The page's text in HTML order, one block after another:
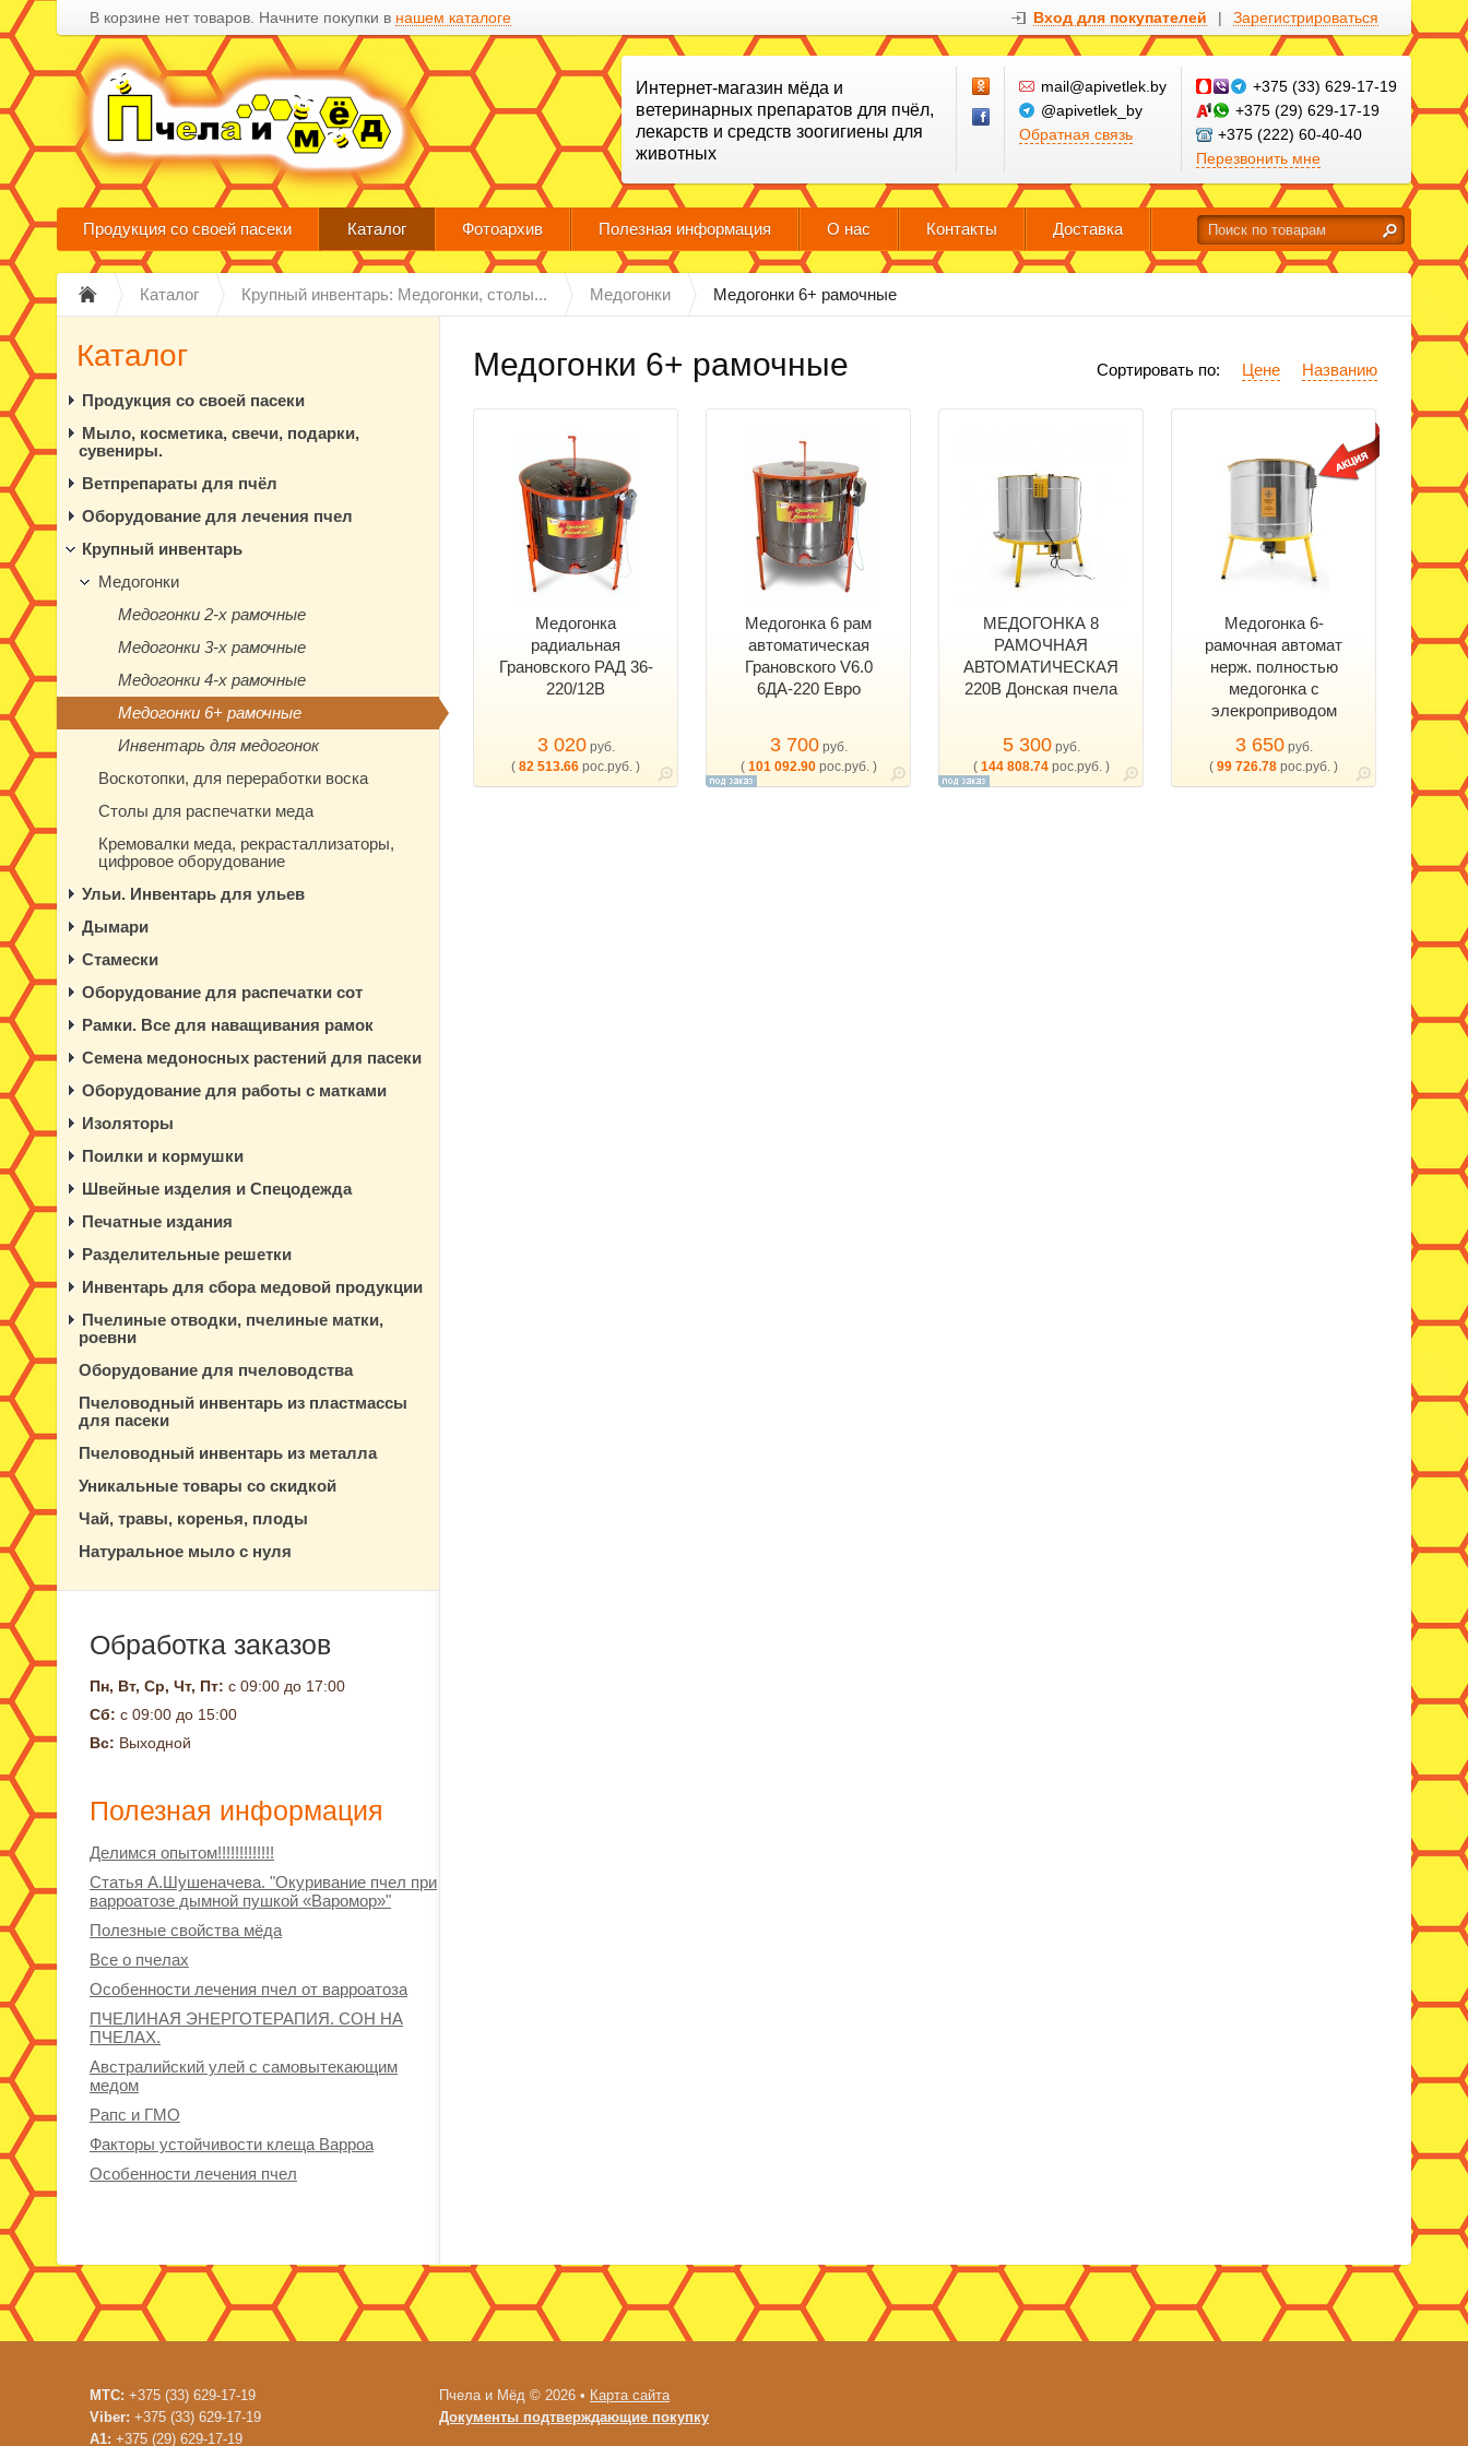
В корзине нет товаров. Начните покупки в нашем каталоге Вход для покупателей | Зарегистрироваться
Интернет-магазин мёда и
ветеринарных препаратов для пчёл,
лекарств и средств зоогигиены для
животных
mail@apivetlek.by
@apivetlek_by
Обратная связь
+375 (33) 629-17-19
+375 (29) 629-17-19
+375 (222) 60-40-40
Перезвонить мне
Продукция со своей пасеки Каталог Фотоархив Полезная информация О нас Контакты Доставка
Каталог Крупный инвентарь: Медогонки, столы... Медогонки Медогонки 6+ рамочные
Медогонки 6+ рамочные Названию
Цене
Сортировать по:
Медогонка
радиальная
Грановского РАД 36-
220/12В
3 020руб.
( 82 513.66 рос.руб. )
Медогонка 6 рам
автоматическая
Грановского V6.0
6ДА-220 Евро
3 700руб.
( 101 092.90рос.руб. )
МЕДОГОНКА 8
РАМОЧНАЯ
АВТОМАТИЧЕСКАЯ
220В Донская пчела
5 300руб.
( 144 808.74рос.руб. )
Медогонка 6-
рамочная автомат
нерж. полностью
медогонка с
элекроприводом
3 650руб.
( 99 726.78 рос.руб. )
Каталог
Продукция со своей пасеки
Мыло, косметика, свечи, подарки,
сувениры.
Ветпрепараты для пчёл
Оборудование для лечения пчел
Крупный инвентарь
Медогонки
Медогонки 2-х рамочные
Медогонки 3-х рамочные
Медогонки 4-х рамочные
Медогонки 6+ рамочные
Инвентарь для медогонок
Воскотопки, для переработки воска
Столы для распечатки меда
Кремовалки меда, рекрасталлизаторы,
цифровое оборудование
Ульи. Инвентарь для ульев
Дымари
Стамески
Оборудование для распечатки сот
Рамки. Все для наващивания рамок
Семена медоносных растений для пасеки
Оборудование для работы с матками
Изоляторы
Поилки и кормушки
Швейные изделия и Спецодежда
Печатные издания
Разделительные решетки
Инвентарь для сбора медовой продукции
Пчелиные отводки, пчелиные матки,
роевни
Оборудование для пчеловодства
Пчеловодный инвентарь из пластмассы
для пасеки
Пчеловодный инвентарь из металла
Уникальные товары со скидкой
Чай, травы, коренья, плоды
Натуральное мыло с нуля
Обработка заказов
Пн, Вт, Ср, Чт, Пт: с 09:00 до 17:00
Сб: с 09:00 до 15:00
Вс: Выходной
Полезная информация
Делимся опытом!!!!!!!!!!!!!
Статья А.Шушеначева. "Окуривание пчел при
варроатозе дымной пушкой «Варомор»"
Полезные свойства мёда
Все о пчелах
Особенности лечения пчел от варроатоза
ПЧЕЛИНАЯ ЭНЕРГОТЕРАПИЯ. СОН НА
ПЧЕЛАХ.
Австралийский улей с самовытекающим
медом
Рапс и ГМО
Факторы устойчивости клеща Варроа
Особенности лечения пчел
МТС: +375 (33) 629-17-19
Viber: +375 (33) 629-17-19
A1: +375 (29) 629-17-19
Пчела и Мёд © 2026 • Карта сайта
Документы подтверждающие покупку